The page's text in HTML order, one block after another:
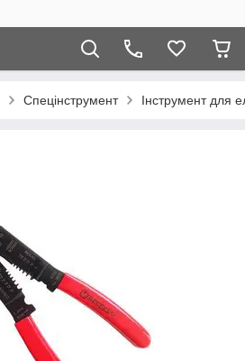
Спецінструмент Інструмент для